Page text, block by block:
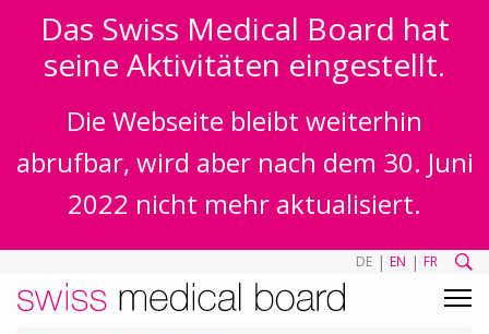
Das Swiss Medical Board hat
seine Aktivitäten eingestellt.
Die Webseite bleibt weiterhin
abrufbar, wird aber nach dem 30. Juni
2022 nicht mehr aktualisiert.
DE | EN | FR